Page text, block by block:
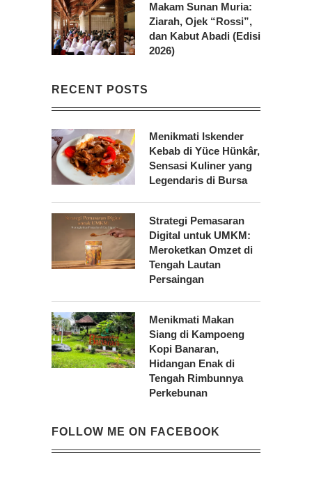
Makam Sunan Muria:
Ziarah, Ojek “Rossi”,
dan Kabut Abadi (Edisi
2026)
RECENT POSTS
Menikmati Iskender
Kebab di Yüce Hünkâr,
Sensasi Kuliner yang
Legendaris di Bursa
Strategi Pemasaran
Digital untuk UMKM:
Meroketkan Omzet di
Tengah Lautan
Persaingan
Menikmati Makan
Siang di Kampoeng
Kopi Banaran,
Hidangan Enak di
Tengah Rimbunnya
Perkebunan
FOLLOW ME ON FACEBOOK